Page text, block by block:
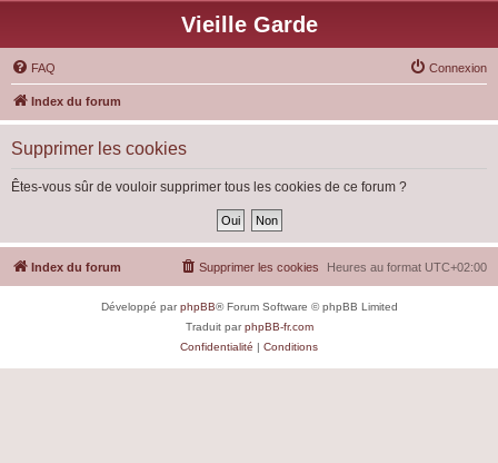
Vieille Garde
FAQ Connexion
Index du forum
Supprimer les cookies
Êtes-vous sûr de vouloir supprimer tous les cookies de ce forum ?
Index du forum Heures au format UTC+02:00
Supprimer les cookies
Développé parphpBB® Forum Software © phpBB Limited
Traduit parphpBB-fr.com
Confidentialité | Conditions